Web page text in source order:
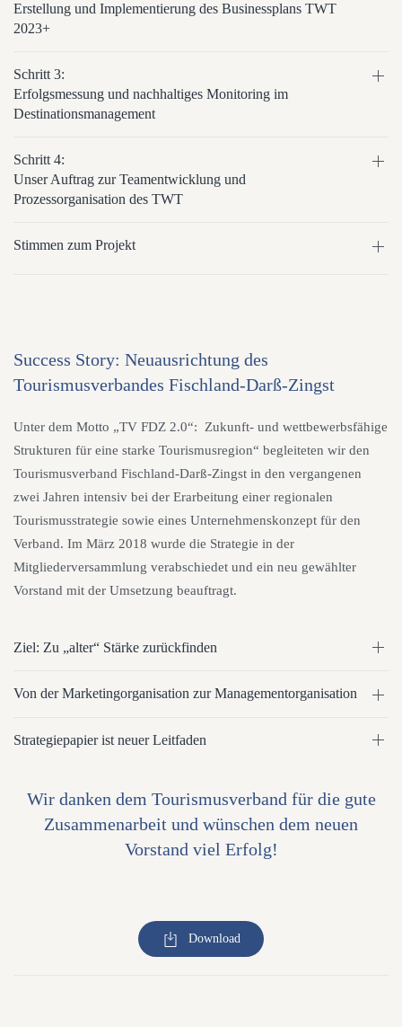
Erstellung und Implementierung des Businessplans TWT
2023+
Schritt 3:
Erfolgsmessung und nachhaltiges Monitoring im
Destinationsmanagement
Schritt 4:
Unser Auftrag zur Teamentwicklung und
Prozessorganisation des TWT
Stimmen zum Projekt
Success Story: Neuausrichtung des
Tourismusverbandes Fischland-Darß-Zingst
Unter dem Motto „TV FDZ 2.0“: Zukunft- und wettbewerbsfähige
Strukturen für eine starke Tourismusregion“ begleiteten wir den
Tourismusverband Fischland-Darß-Zingst in den vergangenen
zwei Jahren intensiv bei der Erarbeitung einer regionalen
Tourismusstrategie sowie eines Unternehmenskonzept für den
Verband. Im März 2018 wurde die Strategie in der
Mitgliederversammlung verabschiedet und ein neu gewählter
Vorstand mit der Umsetzung beauftragt.
Ziel: Zu „alter“ Stärke zurückfinden
Von der Marketingorganisation zur Managementorganisation
Strategiepapier ist neuer Leitfaden
Wir danken dem Tourismusverband für die gute
Zusammenarbeit und wünschen dem neuen
Vorstand viel Erfolg!
Download